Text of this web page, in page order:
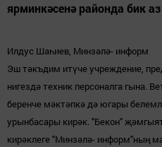
ярминкәсенә районда бик
Илдус Шаһиев, Минзәлә- информ
Эш тәкъдим итүче учреждение,
нигездә техник персоналга гына.
беренче мәктәпкә дә югары
урынбасары кирәк. "Бекон"
кирәклеге "Минзәлә- информ"ның